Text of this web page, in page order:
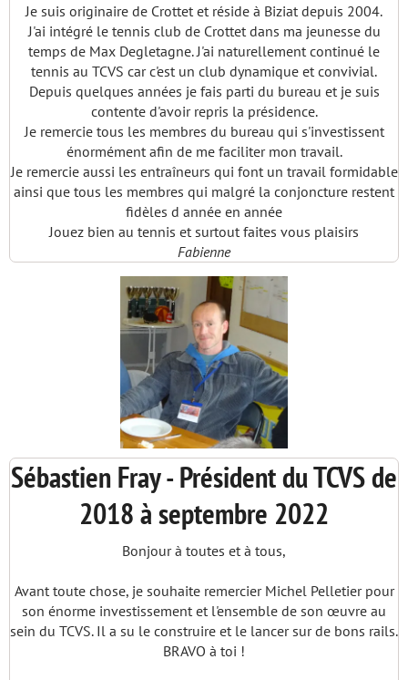
Je suis originaire de Crottet et réside à Biziat depuis 2004.
J'ai intégré le tennis club de Crottet dans ma jeunesse du
temps de Max Degletagne. J'ai naturellement continué le
tennis au TCVS car c'est un club dynamique et convivial.
Depuis quelques années je fais parti du bureau et je suis
contente d'avoir repris la présidence.
Je remercie tous les membres du bureau qui s'investissent
énormément afin de me faciliter mon travail.
Je remercie aussi les entraîneurs qui font un travail formidable
ainsi que tous les membres qui malgré la conjoncture restent
fidèles d année en année
Jouez bien au tennis et surtout faites vous plaisirs
Fabienne
Sébastien Fray - Président du TCVS de
2018 à septembre 2022
Bonjour à toutes et à tous,
Avant toute chose, je souhaite remercier Michel Pelletier pour
son énorme investissement et l'ensemble de son œuvre au
sein du TCVS. Il a su le construire et le lancer sur de bons rails.
BRAVO à toi !